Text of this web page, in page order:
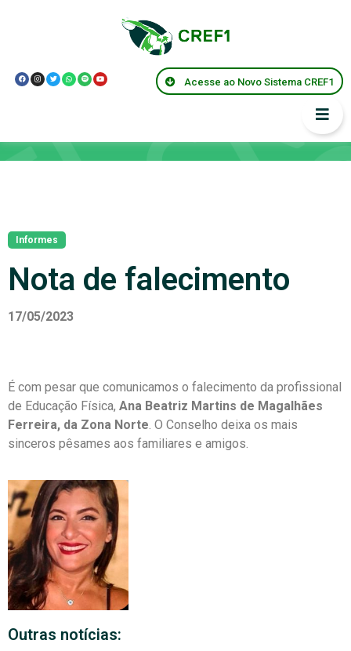
Acesse ao Novo Sistema CREF1
Informes
Nota de falecimento
17/05/2023
É com pesar que comunicamos o falecimento da profissional
de Educação Física, Ana Beatriz Martins de Magalhães
Ferreira, da Zona Norte. O Conselho deixa os mais
sinceros pêsames aos familiares e amigos.
Outras notícias: